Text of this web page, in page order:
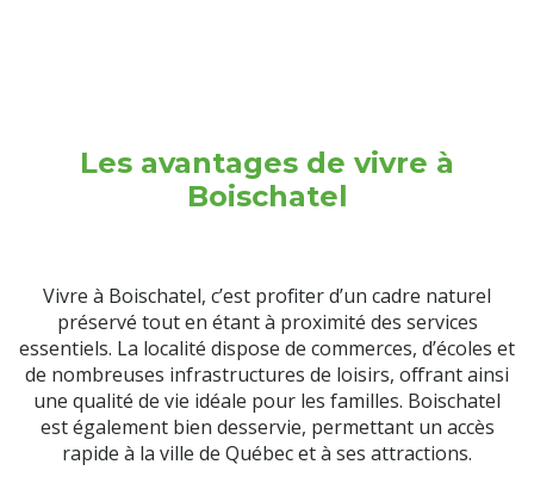
Les avantages de vivre à
Boischatel
Vivre à Boischatel, c’est profiter d’un cadre naturel
préservé tout en étant à proximité des services
essentiels. La localité dispose de commerces, d’écoles et
de nombreuses infrastructures de loisirs, offrant ainsi
une qualité de vie idéale pour les familles. Boischatel
est également bien desservie, permettant un accès
rapide à la ville de Québec et à ses attractions.